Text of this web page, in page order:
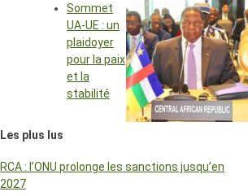
Sommet
UA-UE : un
plaidoyer
pour la paix
et la
stabilité
Les plus lus
RCA : l’ONU prolonge les sanctions jusqu’en
2027